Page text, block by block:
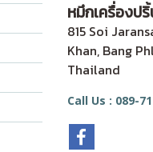
หมึกเครื่องป
815 Soi
Khan, Bang
Thailand
Call Us : 089-